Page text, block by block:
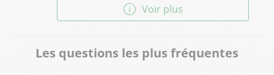
Voir plus
Les questions les plus fréquentes